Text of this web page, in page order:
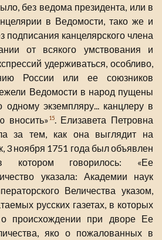
без ведома президента, или в
в Ведомости, тако же и
подписания канцелярского члена
от всякого умствования и
удерживаться, особливо,
России или ее союзников
Ведомости в народ пущены
одному экземпляру... канцлеру в
вносить»15. Елизавета Петровна
за тем, как она выглядит на
3 ноября 1751 года был объявлен
котором говорилось: «Ее
указала: Академии наук
Величества указом,
русских газетах, в которых
о происхождении при дворе Ее
яко о пожалованных в